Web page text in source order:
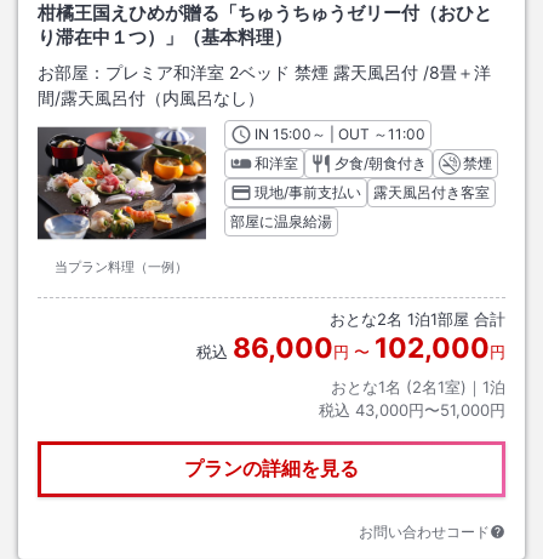
柑橘王国えひめが贈る「ちゅうちゅうゼリー付（おひと
り滞在中１つ）」（基本料理）
お部屋： プレミア和洋室 2ベッド 禁煙 露天風呂付 /8畳＋洋
間/露天風呂付（内風呂なし）
当プラン料理（一例）
INチェックイン
15:00 ～ | OUT チェックアウト
～11:00
和洋室
夕食/朝食付き
禁煙
現地/事前支払い
露天風呂付き客室
部屋に温泉給湯
おとな2名 1泊1部屋 合計
税込 86,000円 〜 102,000円
おとな1名 (2名1室)｜ 1泊
税込 43,000円〜51,000円
プランの詳細を見る
お問い合わせコード